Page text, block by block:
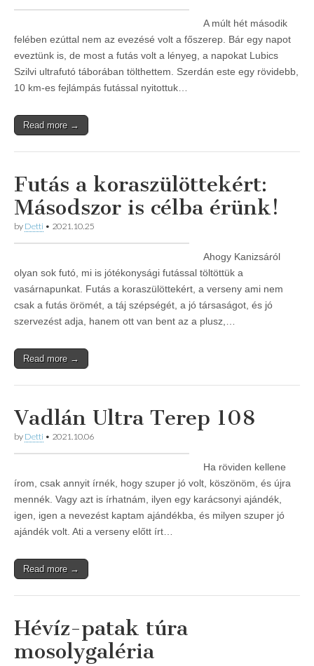
A múlt hét második
felében ezúttal nem az evezésé volt a főszerep. Bár egy napot
eveztünk is, de most a futás volt a lényeg, a napokat Lubics
Szilvi ultrafutó táborában tölthettem. Szerdán este egy rövidebb,
10 km-es fejlámpás futással nyitottuk…
Read more →
Futás a koraszülöttekért:
Másodszor is célba érünk!
by Detti • 2021.10.25
Ahogy Kanizsáról
olyan sok futó, mi is jótékonysági futással töltöttük a
vasárnapunkat. Futás a koraszülöttekért, a verseny ami nem
csak a futás örömét, a táj szépségét, a jó társaságot, és jó
szervezést adja, hanem ott van bent az a plusz,…
Read more →
Vadlán Ultra Terep 108
by Detti • 2021.10.06
Ha röviden kellene
írom, csak annyit írnék, hogy szuper jó volt, köszönöm, és újra
mennék. Vagy azt is írhatnám, ilyen egy karácsonyi ajándék,
igen, igen a nevezést kaptam ajándékba, és milyen szuper jó
ajándék volt. Ati a verseny előtt írt…
Read more →
Hévíz-patak túra
mosolygaléria